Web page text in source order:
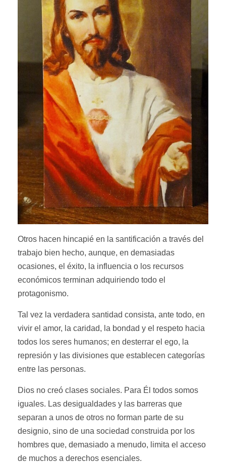
Otros hacen hincapié en la santificación a través del
trabajo bien hecho, aunque, en demasiadas
ocasiones, el éxito, la influencia o los recursos
económicos terminan adquiriendo todo el
protagonismo.
Tal vez la verdadera santidad consista, ante todo, en
vivir el amor, la caridad, la bondad y el respeto hacia
todos los seres humanos; en desterrar el ego, la
represión y las divisiones que establecen categorías
entre las personas.
Dios no creó clases sociales. Para Él todos somos
iguales. Las desigualdades y las barreras que
separan a unos de otros no forman parte de su
designio, sino de una sociedad construida por los
hombres que, demasiado a menudo, limita el acceso
de muchos a derechos esenciales.